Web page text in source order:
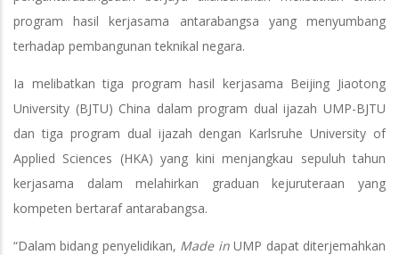
program hasil kerjasama antarabangsa yang menyumbang
terhadap pembangunan teknikal negara.
Ia melibatkan tiga program hasil kerjasama Beijing Jiaotong
University (BJTU) China dalam program dual ijazah UMP-BJTU
dan tiga program dual ijazah dengan Karlsruhe University of
Applied Sciences (HKA) yang kini menjangkau sepuluh tahun
kerjasama dalam melahirkan graduan kejuruteraan yang
kompeten bertaraf antarabangsa.
“Dalam bidang penyelidikan, Made inUMP dapat diterjemahkan